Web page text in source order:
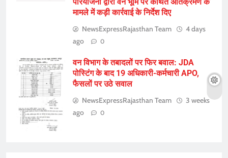
मामले में कड़ी कार्रवाई के निर्देश दिए
NewsExpressRajasthan Team
4 days
ago
0
वन विभाग के तबादलों पर फिर बवाल: JDA
पोस्टिंग के बाद 19 अधिकारी-कर्मचारी APO,
फैसलों पर उठे सवाल
NewsExpressRajasthan Team
3 weeks
ago
0